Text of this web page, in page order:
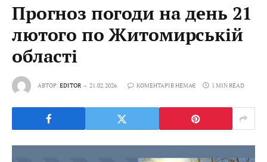
Прогноз погоди на день 21
лютого по Житомирській
області
АВТОР:EDITOR 21.02.2026 КОМЕНТАРІВ НЕМАЄ 1 MIN READ